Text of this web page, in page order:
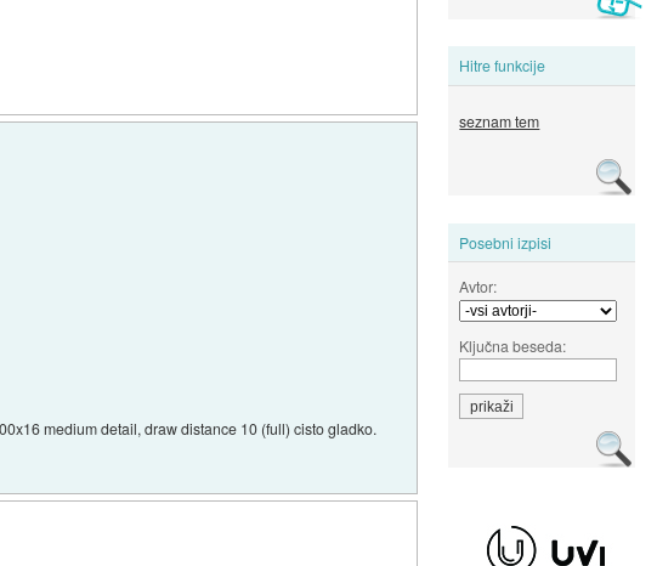
Hitre funkcije
seznam tem
Posebni izpisi
Avtor:
Ključna beseda:
medium detail, draw distance 10 (full) cisto gladko.